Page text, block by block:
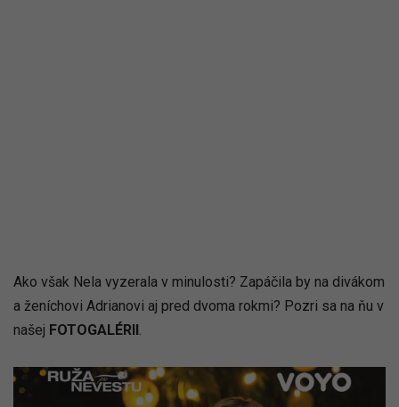
Ako však Nela vyzerala v minulosti? Zapáčila by na divákom
a ženíchovi Adrianovi aj pred dvoma rokmi? Pozri sa na ňu v
našej FOTOGALÉRII .